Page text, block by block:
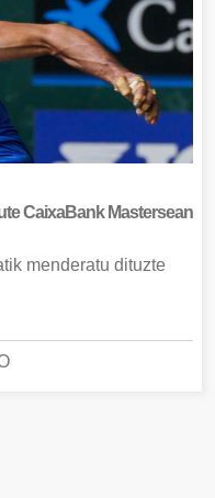
CaixaBank Mastersean
menderatu dituzte